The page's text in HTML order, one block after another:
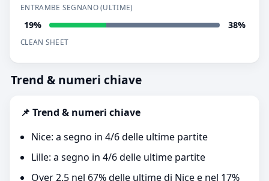
ENTRAMBE SEGNANO (ULTIME)
19% 38%
CLEAN SHEET
Trend & numeri chiave
📌 Trend & numeri chiave
Nice: a segno in 4/6 delle ultime partite
Lille: a segno in 4/6 delle ultime partite
Over 2.5 nel 67% delle ultime di Nice e nel 17%